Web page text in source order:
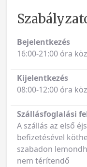
Bejelentkezés
16:00-21:00 óra
Kijelentkezés
08:00-12:00 óra
Szállásfoglalási
A szállás az első
befizetésével
szabadon
nem térítendő